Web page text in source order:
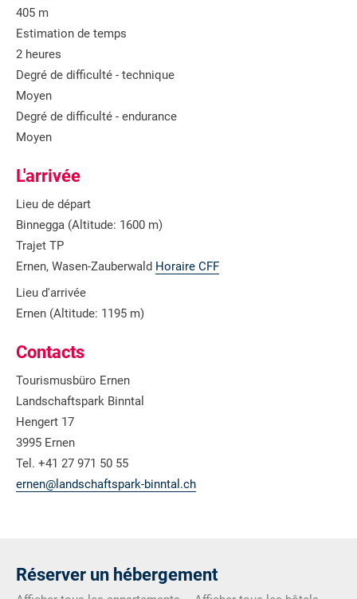
405 m
Estimation de temps
2 heures
Degré de difficulté - technique
Moyen
Degré de difficulté - endurance
Moyen
L'arrivée
Lieu de départ
Binnegga (Altitude: 1600 m)
Trajet TP
Ernen, Wasen-Zauberwald Horaire CFF
Lieu d'arrivée
Ernen (Altitude: 1195 m)
Contacts
Tourismusbüro Ernen
Landschaftspark Binntal
Hengert 17
3995 Ernen
Tel. +41 27 971 50 55
ernen@landschaftspark-binntal.ch
Réserver un hébergement